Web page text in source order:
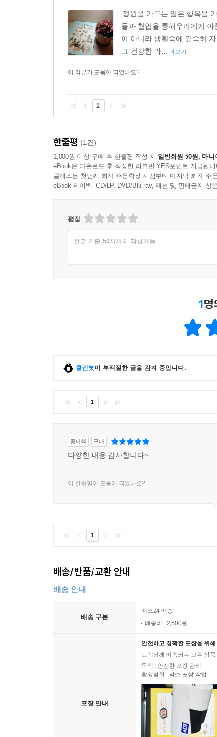
'정원을 가꾸는 일은 행복을
들과 협업을 통해우리에게
이 아니라 생활속에 깊숙히
고 건강한 라... 더보기
이 리뷰가 도움이 되었나요?
1
한줄평 (1건)
1,000원 이상 구매 후 한줄평 작성 시 일반회원 50원, 마니
eBook은 다운로드 후 작성한 리뷰만 YES포인트 지급됩니
클래스는 첫번째 회차 주문확정 시점부터 마지막 회차 주
eBook 페이백, CD/LP, DVD/Blu-ray, 패션 및 판매금지 상
평점
한글 기준 50자까지 작성가능
1명
클린봇이 부적절한 글을 감지 중입니다.
1
종이책 구매
다양한 내용 감사합니다~
이 한줄평이 도움이 되었나요?
1
배송/반품/교환 안내
배송 안내
배송 구분
예스24 배송
배송비 : 2,500원
포장 안내
안전하고 정확한 포장을 위
고객님께 배송되는 모든 상
목적 : 안전한 포장 관리
촬영범위 : 박스 포장 작업